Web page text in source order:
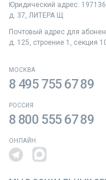
Юридический адрес:
д. 37, ЛИТЕРА Щ
Почтовый адрес для
д. 125, строение 1, секция
МОСКВА
8 495 755 67 89
РОССИЯ
8 800 555 67 89
ОНЛАЙН